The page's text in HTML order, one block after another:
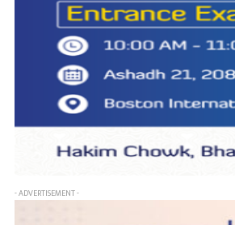
- ADVERTISEMENT -